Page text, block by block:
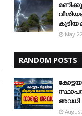
കൂടിയ
May
RANDOM POSTS
അവധി